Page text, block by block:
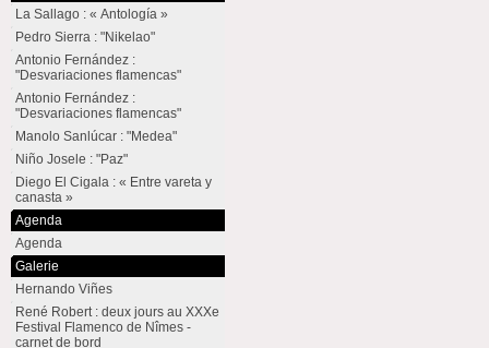
La Sallago : « Antología »
Pedro Sierra : "Nikelao"
Antonio Fernández :
"Desvariaciones flamencas"
Antonio Fernández :
"Desvariaciones flamencas"
Manolo Sanlúcar : "Medea"
Niño Josele : "Paz"
Diego El Cigala : « Entre vareta y
canasta »
Agenda
Agenda
Galerie
Hernando Viñes
René Robert : deux jours au XXXe
Festival Flamenco de Nîmes -
carnet de bord